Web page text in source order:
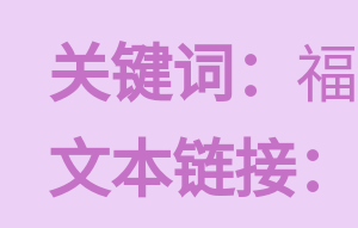
关键词：
文本链接：